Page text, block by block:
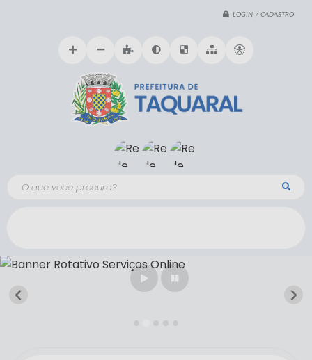
LOGIN / CADASTRO
O que voce procura?